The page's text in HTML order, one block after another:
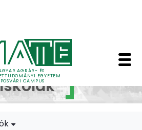
AGRÁR- ÉS
EGYETEM
CAMPUS
-
Iskolák